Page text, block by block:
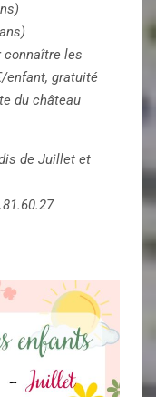
connaître les
enfant, gratuité
du château
de Juillet et